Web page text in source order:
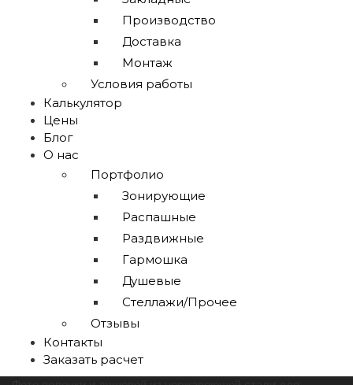
Производство
Доставка
Монтаж
Условия работы
Калькулятор
Цены
Блог
О нас
Портфолио
Зонирующие
Распашные
Раздвижные
Гармошка
Душевые
Стеллажи/Прочее
Отзывы
Контакты
Заказать расчет